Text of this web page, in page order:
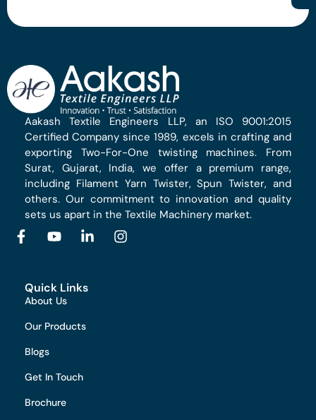
Aakash Textile Engineers LLP, an ISO 9001:2015
Certified Company since 1989, excels in crafting and
exporting Two-For-One twisting machines. From
Surat, Gujarat, India, we offer a premium range,
including Filament Yarn Twister, Spun Twister, and
others. Our commitment to innovation and quality
sets us apart in the Textile Machinery market.
Quick Links
About Us
Our Products
Blogs
Get In Touch
Brochure